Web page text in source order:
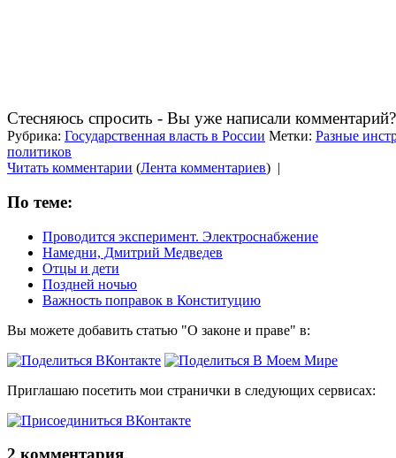
Стесняюсь спросить - Вы уже написали комментарий?
Рубрика: Государственная власть в России Метки: Разные
политиков
Читать комментарии (Лента комментариев) |
По теме:
Проводится эксперимент. Электроснабжение
Намедни, Дмитрий Медведев
Отцы и дети
Поздней ночью
Важность поправок в Конституцию
Вы можете добавить статью "О законе и праве" в:
Приглашаю посетить мои странички в следующих сервисах:
2 комментария